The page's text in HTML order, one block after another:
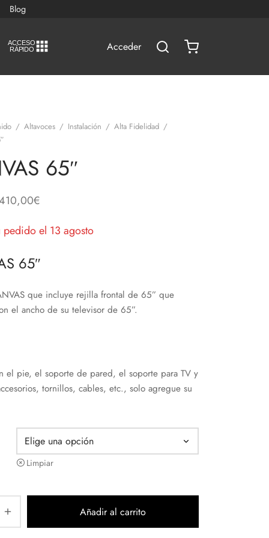
Blog
ACCESO
RÁPIDO Acceder
/ Altavoces / Instalación / Alta Fidelidad /
65″
€
pedido el 13 agosto
65″
que incluye rejilla frontal de 65” que
el ancho de su televisor de 65”.
el pie, el soporte de pared, el soporte para TV y
tornillos, cables, etc., solo agregue su
Limpiar
Añadir al carrito